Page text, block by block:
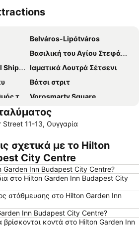
Belváros-Lipótváros
Βασιλική του Αγίου Στεφάνου
Ιαματικά Λουτρά Σέτσενι
Bάτσι στριτ
Vorosmarty Square
Prix
Τα Λουτρά Γκελέρτ
Λεωφόρος Άντρασυ
1st District
New York Palace
Μ1 Σταθμός Μετρό Βουκουρέστι
Budapest Congress & World Trade Center
Hungaroring
Erzsebet Square
Κοινοβούλιο
11-13, Ουγγαρία
σχετικά με το Hilton
City Centre
Garden Inn Budapest City Centre?
στο Hilton Garden Inn Budapest City
στάθμευσης στο Hilton Garden Inn
Inn Budapest City Centre?
βρίσκονται κοντά στο Hilton Garden Inn